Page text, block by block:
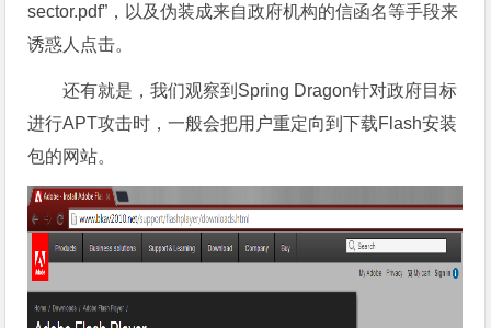
sector.pdf”，以及伪装成来自政府机构的信函名等手段来
诱惑人点击。
还有就是，我们观察到Spring Dragon针对政府目标
进行APT攻击时，一般会把用户重定向到下载Flash安装
包的网站。